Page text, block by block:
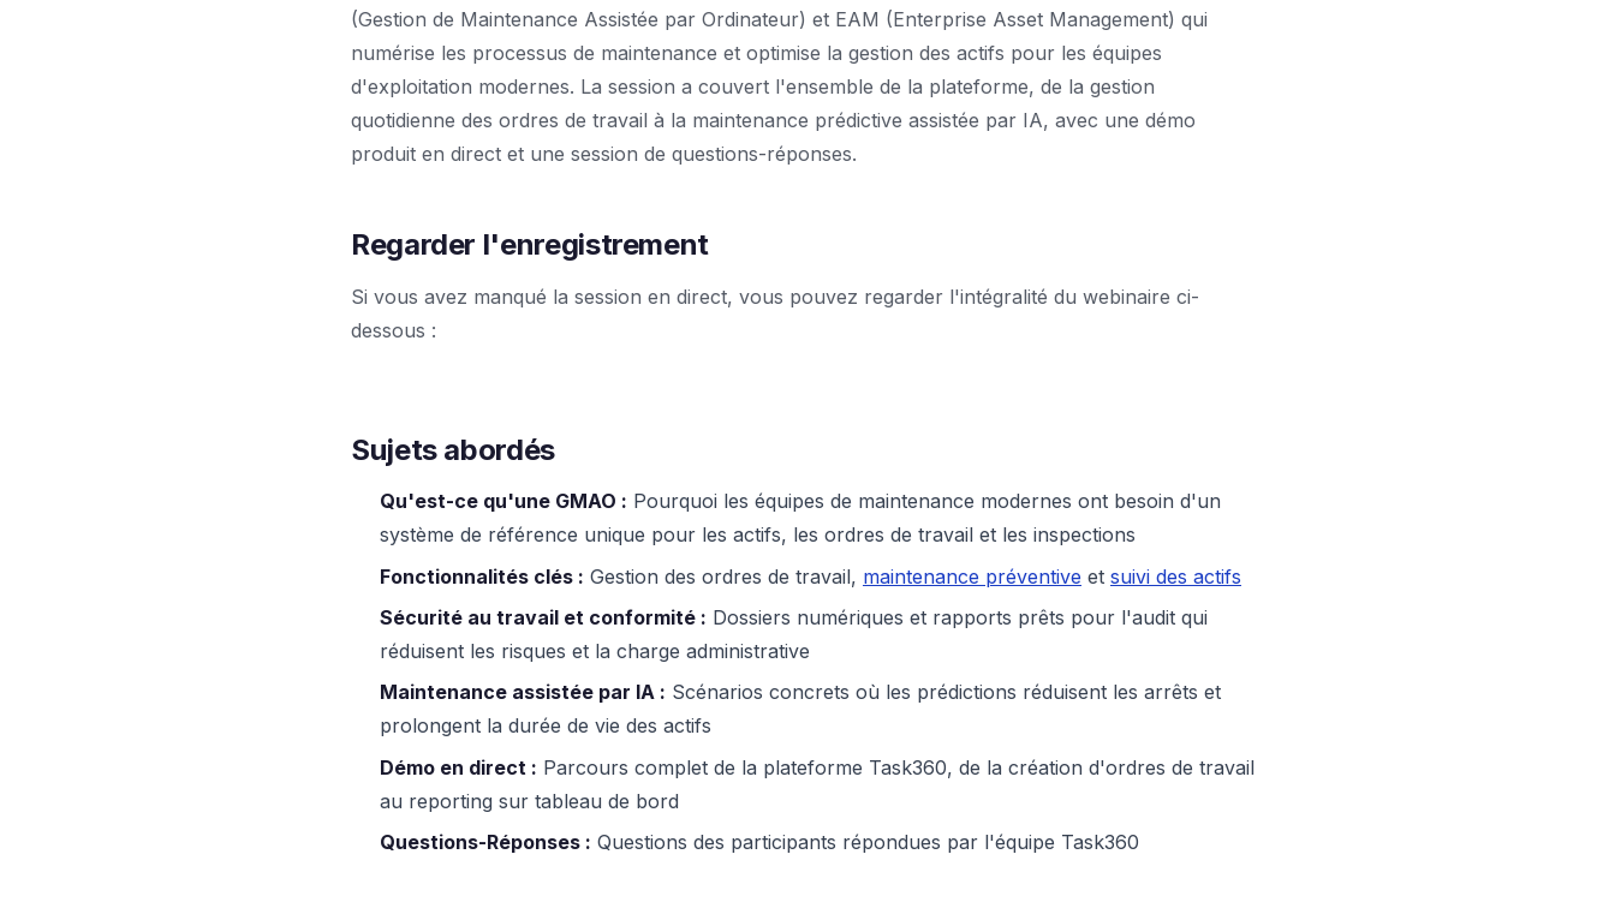
(Gestion de Maintenance Assistée par Ordinateur) et EAM (Enterprise Asset Management) qui
numérise les processus de maintenance et optimise la gestion des actifs pour les équipes
d'exploitation modernes. La session a couvert l'ensemble de la plateforme, de la gestion
quotidienne des ordres de travail à la maintenance prédictive assistée par IA, avec une démo
produit en direct et une session de questions-réponses.
Regarder l'enregistrement
Si vous avez manqué la session en direct, vous pouvez regarder l'intégralité du webinaire ci-
dessous :
Sujets abordés
Qu'est-ce qu'une GMAO : Pourquoi les équipes de maintenance modernes ont besoin d'un
système de référence unique pour les actifs, les ordres de travail et les inspections
Fonctionnalités clés : Gestion des ordres de travail, maintenance préventive et suivi des actifs
Sécurité au travail et conformité : Dossiers numériques et rapports prêts pour l'audit qui
réduisent les risques et la charge administrative
Maintenance assistée par IA : Scénarios concrets où les prédictions réduisent les arrêts et
prolongent la durée de vie des actifs
Démo en direct : Parcours complet de la plateforme Task360, de la création d'ordres de travail
au reporting sur tableau de bord
Questions-Réponses : Questions des participants répondues par l'équipe Task360